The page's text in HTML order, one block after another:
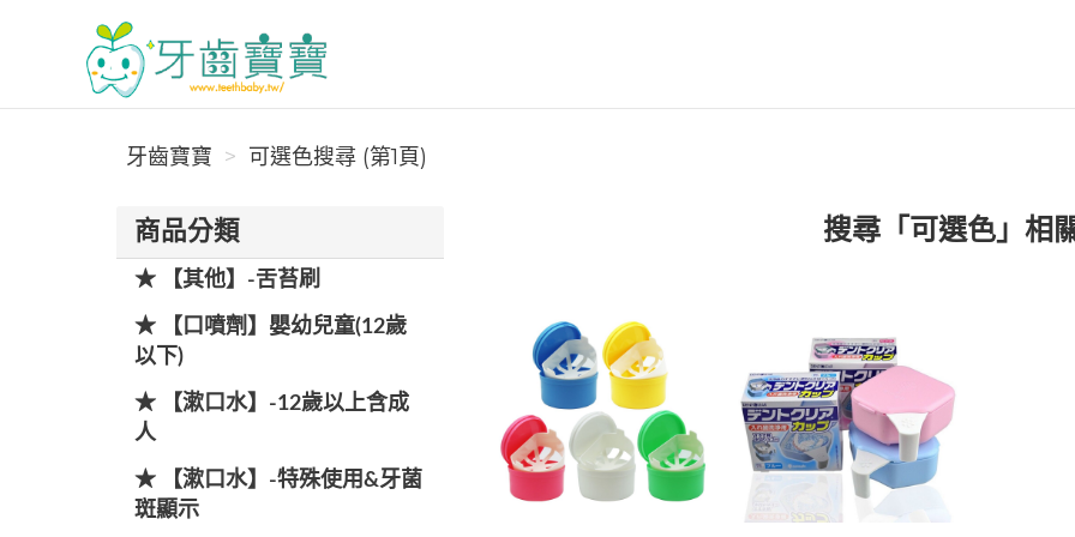
牙齒寶寶
牙齒寶寶 可選色搜尋 (第1頁)
商品分類
★ 【其他】-舌苔刷
★ 【口噴劑】嬰幼兒童(12歲
以下)
★ 【漱口水】-12歲以上含成
人
★ 【漱口水】-特殊使用&牙菌
斑顯示
搜尋「可選色」相